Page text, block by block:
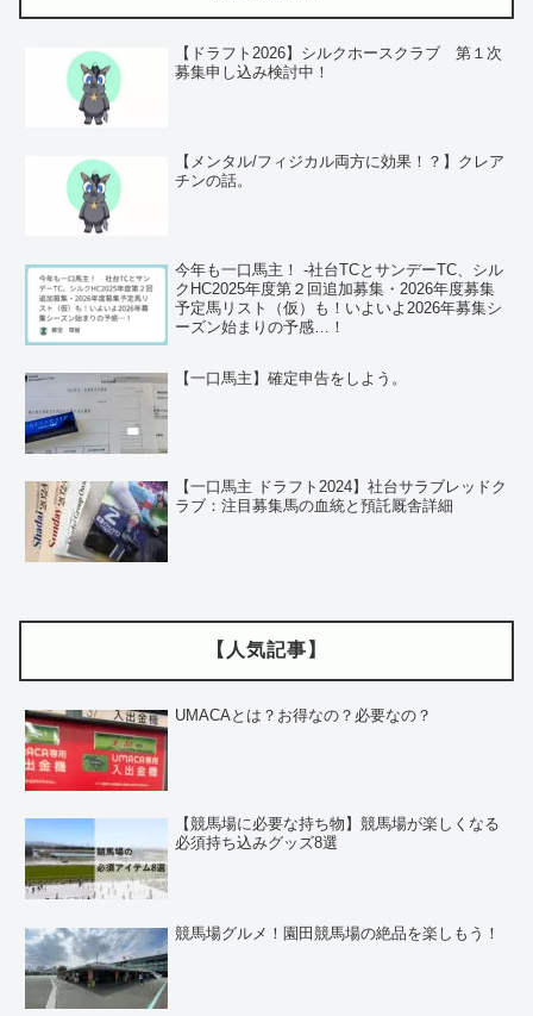
【ドラフト2026】シルクホースクラブ 第１次
募集申し込み検討中！
【メンタル/フィジカル両方に効果！？】クレア
チンの話。
今年も一口馬主！ ‐社台TCとサンデーTC、シル
クHC2025年度第２回追加募集・2026年度募集
予定馬リスト（仮）も！いよいよ2026年募集シ
ーズン始まりの予感…！
【一口馬主】確定申告をしよう。
【一口馬主 ドラフト2024】社台サラブレッドク
ラブ：注目募集馬の血統と預託厩舎詳細
【人気記事】
UMACAとは？お得なの？必要なの？
【競馬場に必要な持ち物】競馬場が楽しくなる
必須持ち込みグッズ8選
競馬場グルメ！園田競馬場の絶品を楽しもう！